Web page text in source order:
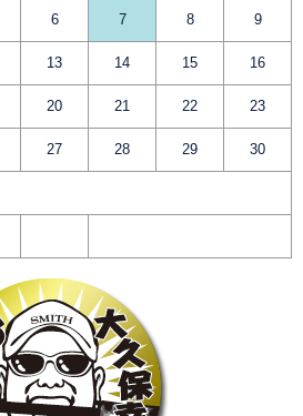
6 7 8 9
13 14 15 16
20 21 22 23
27 28 29 30